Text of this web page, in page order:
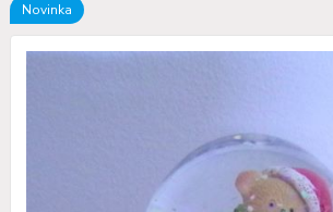
Novinka